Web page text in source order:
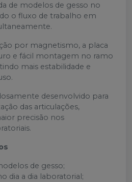
de modelos de gesso no
o fluxo de trabalho em
por magnetismo, a placa
e fácil montagem no ramo
mais estabilidade e
desenvolvido para
das articulações,
precisão nos
de gesso;
dia a dia laboratorial;